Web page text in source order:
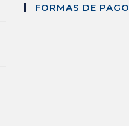
FORMAS DE PAGO